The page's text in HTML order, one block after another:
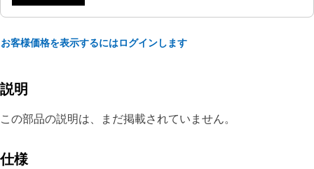
お客様価格を表示するにはログインします
説明
この部品の説明は、まだ掲載されていません。
仕様